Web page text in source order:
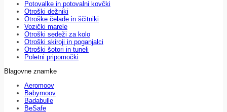
Potovalke in potovalni kovčki
Otroški dežniki
Otroške čelade in ščitniki
Vozički marele
Otroški sedeži za kolo
Otroški skiroji in poganjalci
Otroški šotori in tuneli
Poletni pripomočki
Blagovne znamke
Aeromoov
Babymoov
Badabulle
BeSafe